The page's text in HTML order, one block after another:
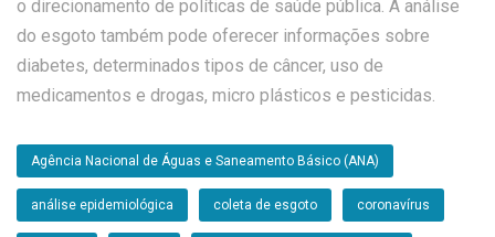
o direcionamento de políticas de saúde pública. A análise
do esgoto também pode oferecer informações sobre
diabetes, determinados tipos de câncer, uso de
medicamentos e drogas, micro plásticos e pesticidas.
Agência Nacional de Águas e Saneamento Básico (ANA)
análise epidemiológica coleta de esgoto coronavírus